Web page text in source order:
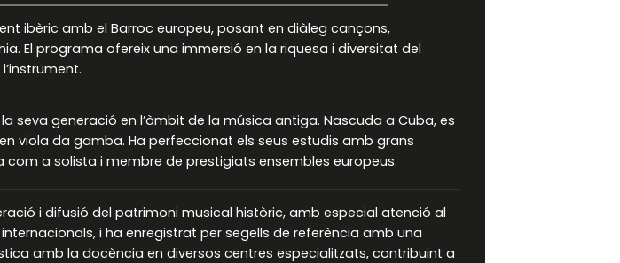
ibèric amb el Barroc europeu, posant en diàleg cançons,
El programa ofereix una immersió en la riquesa i diversitat del
seva generació en l’àmbit de la música antiga. Nascuda a Cuba, es
viola da gamba. Ha perfeccionat els seus estudis amb grans
a solista i membre de prestigiats ensembles europeus.
i difusió del patrimoni musical històric, amb especial atenció al
i ha enregistrat per segells de referència amb una
amb la docència en diversos centres especialitzats, contribuint a